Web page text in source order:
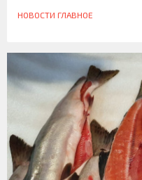
НОВОСТИ ГЛАВНОЕ